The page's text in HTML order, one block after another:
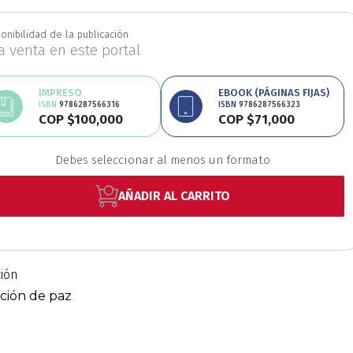
Posconflicto
de la publicación
venta en este portal
EBOOK (PÁGINAS FIJAS)
ISBN 9786287566323
COP $71,000
IMPRESO
ISBN 9786287566316
COP $100,000
Debes seleccionar al menos un formato
AÑADIR AL CARRITO
de paz